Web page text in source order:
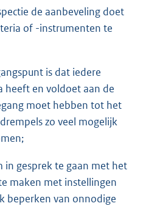
de aanbeveling doet
of -instrumenten te
is dat iedere
heeft en voldoet aan de
moet hebben tot het
zo veel mogelijk
in gesprek te gaan met het
maken met instellingen
beperken van onnodige